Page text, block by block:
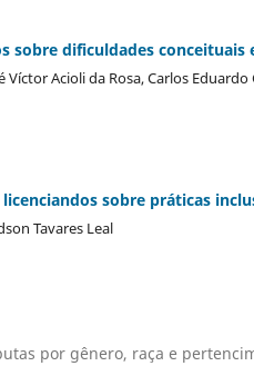
sobre dificuldades
Víctor Acioli da Rosa, Carlos
sobre práticas
Tavares Leal
por gênero, raça e